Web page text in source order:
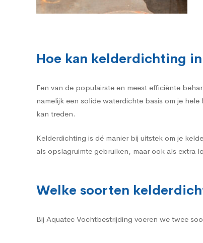
Hoe kan kelderdichting
Een van de populairste en meest efficiënte
namelijk een solide waterdichte basis om je
kan treden.
Kelderdichting is dé manier bij uitstek om je
als opslagruimte gebruiken, maar ook als extra
Welke soorten
Bij Aquatec Vochtbestrijding voeren we twee